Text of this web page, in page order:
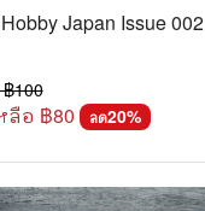
Hobby Japan Issue 002
฿100
ลือ ฿80 ลด20%